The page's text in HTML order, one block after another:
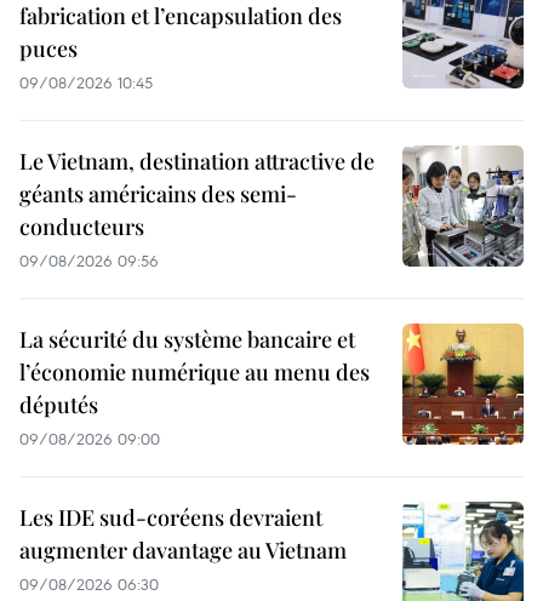
fabrication et l’encapsulation des
puces
09/08/2026 10:45
Le Vietnam, destination attractive de
géants américains des semi-
conducteurs
09/08/2026 09:56
La sécurité du système bancaire et
l’économie numérique au menu des
députés
09/08/2026 09:00
Les IDE sud-coréens devraient
augmenter davantage au Vietnam
09/08/2026 06:30